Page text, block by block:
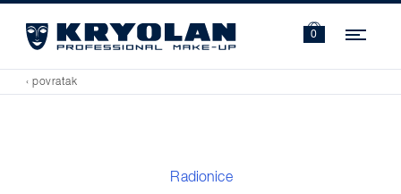
0
‹ povratak
Radionice